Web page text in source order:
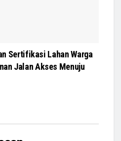
Sertifikasi Lahan Warga
Jalan Akses Menuju